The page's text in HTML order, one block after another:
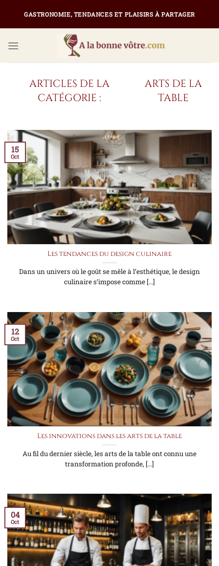
contenu
GASTRONOMIE, TENDANCES ET PLAISIRS À PARTAGER
ARTS DE LA
TABLE
Les tendances du design culinaire
Dans un univers où le goût se mêle à l’esthétique, le design
culinaire s’impose comme [...]
15
Oct
Les innovations dans les arts de la table
Au fil du dernier siècle, les arts de la table ont connu une
transformation profonde, [...]
12
Oct
04
Oct